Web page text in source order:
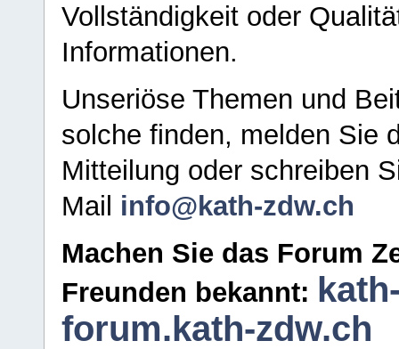
Vollständigkeit oder
Informationen.
Unseriöse Themen und
solche finden, melden Sie
Mitteilung oder schreiben
Mail info@kath-zdw.ch
Machen Sie das Forum
Freunden bekannt:
forum.kath-zdw.ch